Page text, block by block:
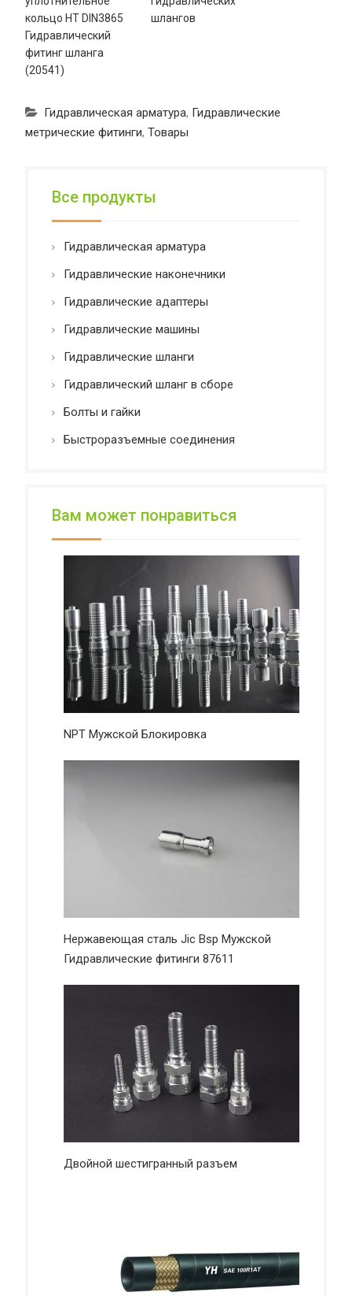
кольцо HT DIN3865
Гидравлический
фитинг шланга
(20541)
шлангов
Гидравлическая арматура, Гидравлические
метрические фитинги, Товары
Все продукты
Гидравлическая арматура
Гидравлические наконечники
Гидравлические адаптеры
Гидравлические машины
Гидравлические шланги
Гидравлический шланг в сборе
Болты и гайки
Быстроразъемные соединения
Вам может понравиться
NPT Мужской Блокировка
Нержавеющая сталь Jic Bsp Мужской
Гидравлические фитинги 87611
Двойной шестигранный разъем